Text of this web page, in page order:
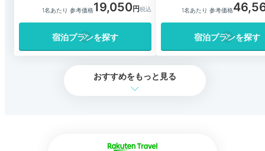
1名あたり 参考価格19,050
宿泊プランを探す
1名あたり 参考価格
宿泊プランを探す
おすすめをもっと見る